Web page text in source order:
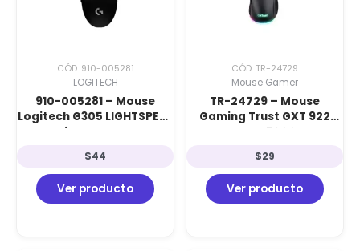
CÓD: 910-005281
LOGITECH
910-005281 – Mouse
Logitech G305 LIGHTSPEED
Wireless Black
$44
Ver producto
CÓD: TR-24729
Mouse Gamer
TR-24729 – Mouse
Gaming Trust GXT 922
Material Reciclado
$29
Ver producto